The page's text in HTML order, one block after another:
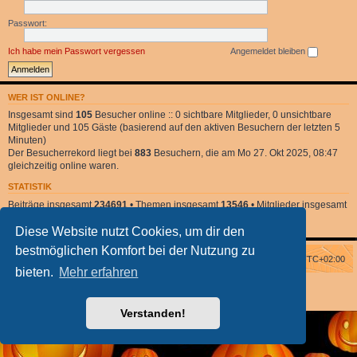
Diese Website nutzt Cookies, um dir den
bestmöglichen Komfort bei der Nutzung zu
bieten. Mehr erfahren
Verstanden!
Passwort:
Ich habe mein Passwort vergessen Angemeldet bleiben
WER IST ONLINE?
Insgesamt sind 105 Besucher online :: 0 sichtbare Mitglieder, 0 unsichtbare
Mitglieder und 105 Gäste (basierend auf den aktiven Besuchern der letzten 5
Minuten)
Der Besucherrekord liegt bei 883 Besuchern, die am Mo 27. Okt 2025, 08:47
gleichzeitig online waren.
STATISTIK
Beiträge insgesamt 234691 • Themen insgesamt 13546 • Mitglieder insgesamt
Foren-Übersicht UTC+02:00
Powered byphpBB
Deutsche Übersetzung durchphpBB.de